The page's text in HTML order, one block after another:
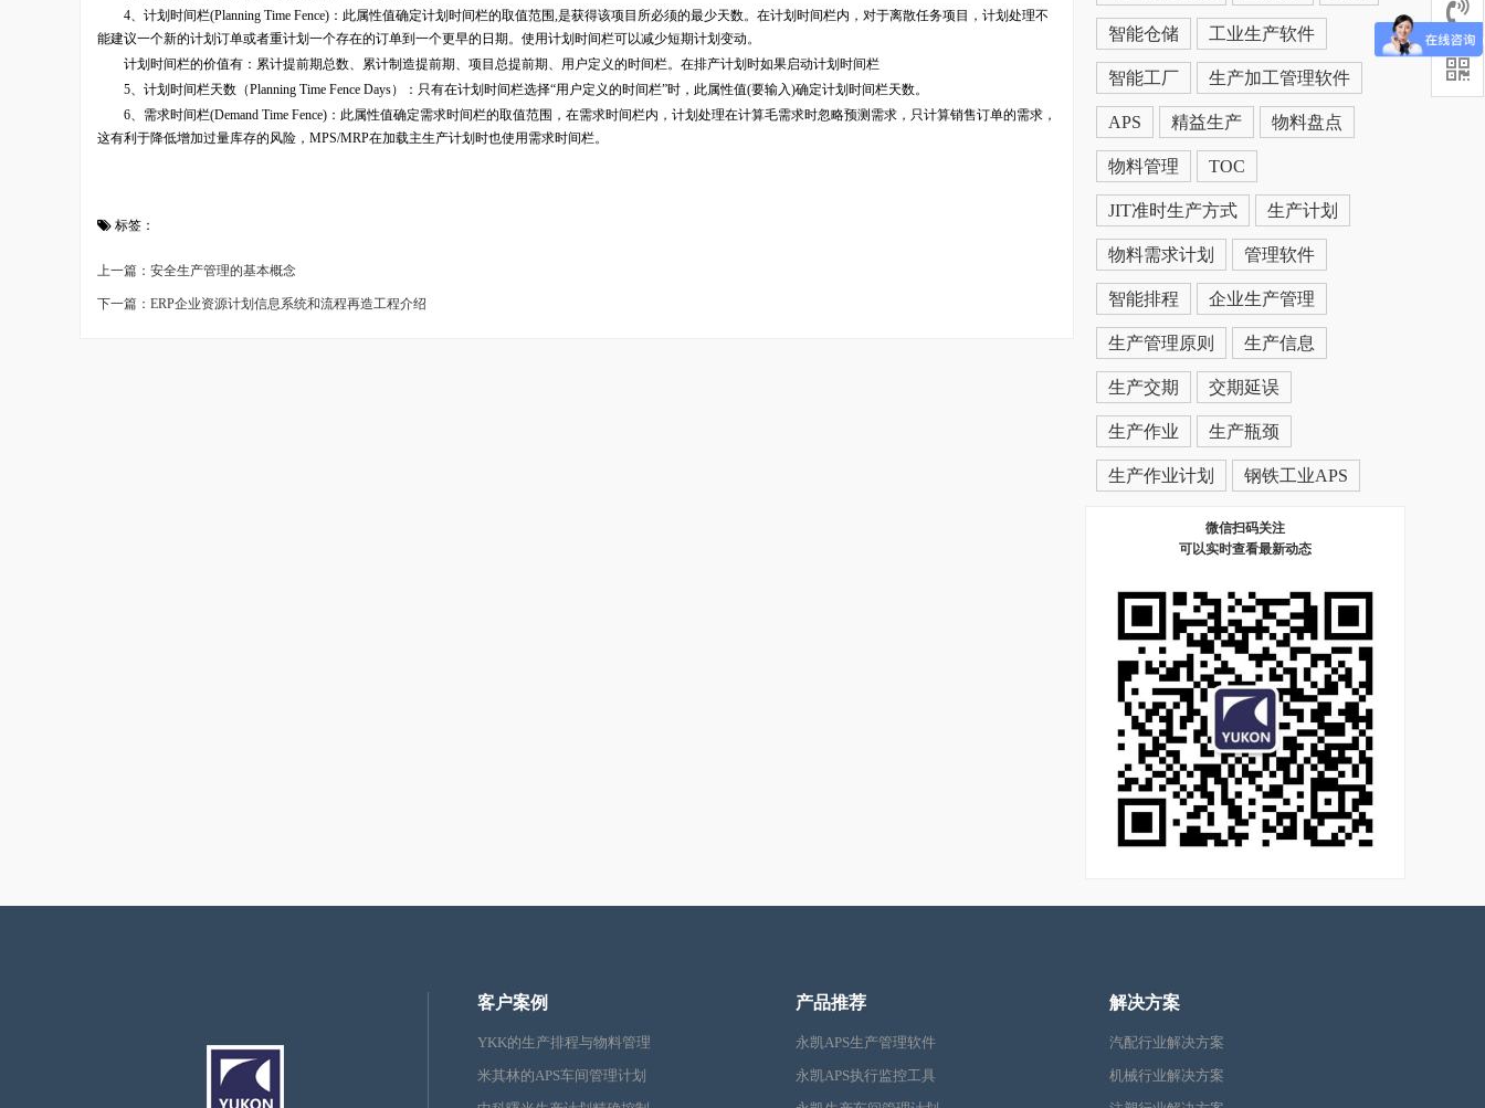
4、计划时间栏(Planning Time Fence)：此属性值确定计划时间栏的取值范围,是获得该项目所必须的最少天数。在计划时间栏内，对于离散任务项目，计划处理不
能建议一个新的计划订单或者重计划一个存在的订单到一个更早的日期。使用计划时间栏可以减少短期计划变动。
计划时间栏的价值有：累计提前期总数、累计制造提前期、项目总提前期、用户定义的时间栏。在排产计划时如果启动计划时间栏
5、计划时间栏天数（Planning Time Fence Days）：只有在计划时间栏选择“用户定义的时间栏”时，此属性值(要输入)确定计划时间栏天数。
6、需求时间栏(Demand Time Fence)：此属性值确定需求时间栏的取值范围，在需求时间栏内，计划处理在计算毛需求时忽略预测需求，只计算销售订单的需求，
这有利于降低增加过量库存的风险，MPS/MRP在加载主生产计划时也使用需求时间栏。
标签：
上一篇：安全生产管理的基本概念
下一篇：ERP企业资源计划信息系统和流程再造工程介绍
智能仓储 工业生产软件
智能工厂 生产加工管理软件
APS 精益生产 物料盘点
物料管理 TOC
JIT准时生产方式 生产计划
物料需求计划 管理软件
智能排程 企业生产管理
生产管理原则 生产信息
生产交期 交期延误
生产作业 生产瓶颈
生产作业计划 钢铁工业APS
微信扫码关注
可以实时查看最新动态
客户案例
YKK的生产排程与物料管理
米其林的APS车间管理计划
产品推荐
永凯APS生产管理软件
永凯APS执行监控工具
解决方案
汽配行业解决方案
机械行业解决方案